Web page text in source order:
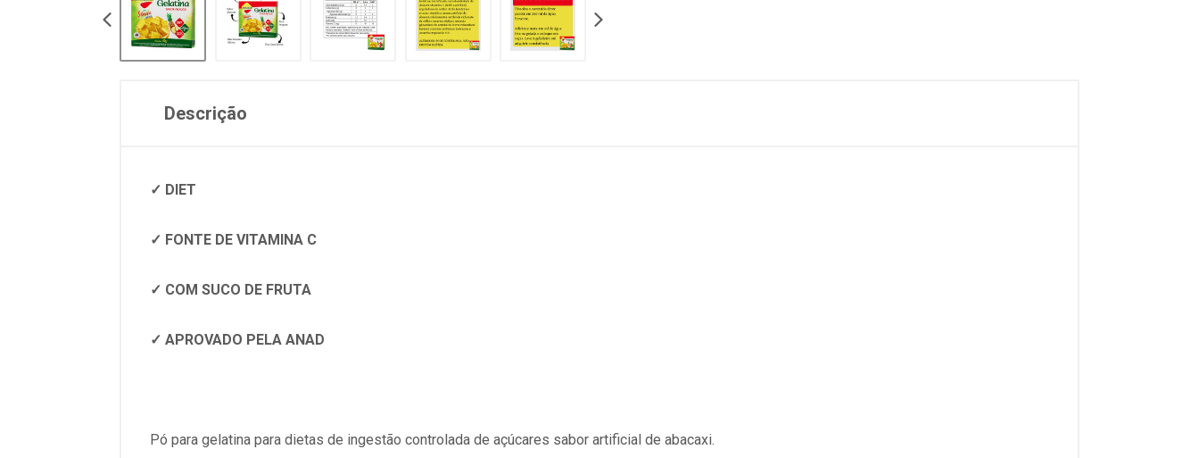
Descrição
✓ DIET
✓ FONTE DE VITAMINA C
✓ COM SUCO DE FRUTA
✓ APROVADO PELA ANAD
Pó para gelatina para dietas de ingestão controlada de açúcares sabor artificial de abacaxi.